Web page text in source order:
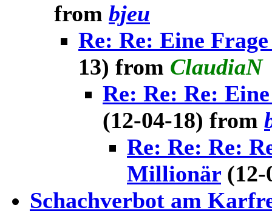
from bjeu
Re: Re: Eine
13) from ClaudiaN
Re: Re: Re:
(12-04-18) from
Re: Re: Re:
Millionär
Schachverbot am